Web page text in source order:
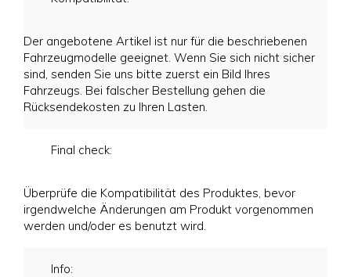
Der angebotene Artikel ist nur für die beschriebenen
Fahrzeugmodelle geeignet. Wenn Sie sich nicht sicher
sind, senden Sie uns bitte zuerst ein Bild Ihres
Fahrzeugs. Bei falscher Bestellung gehen die
Rücksendekosten zu Ihren Lasten.
Final check:
Überprüfe die Kompatibilität des Produktes, bevor
irgendwelche Änderungen am Produkt vorgenommen
werden und/oder es benutzt wird.
Info: